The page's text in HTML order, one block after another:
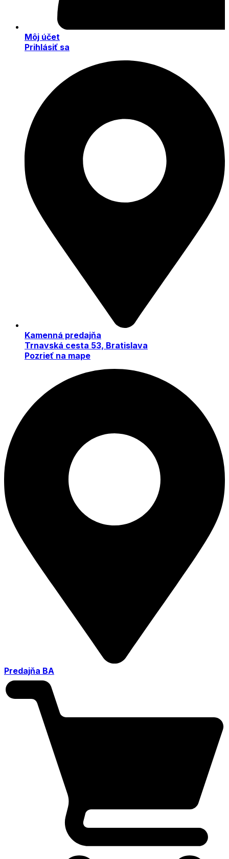
Môj účet
Prihlásiť sa
Kamenná predajňa
Trnavská cesta 53, Bratislava
Pozrieť na mape
Predajňa BA